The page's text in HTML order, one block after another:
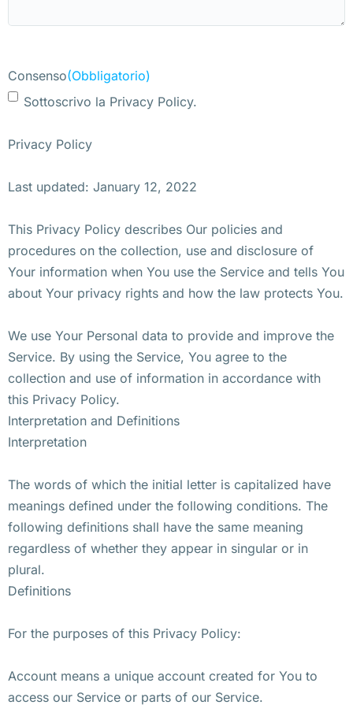
Consenso(Obbligatorio)
Sottoscrivo la Privacy Policy.
Privacy Policy
Last updated: January 12, 2022
This Privacy Policy describes Our policies and
procedures on the collection, use and disclosure of
Your information when You use the Service and tells You
about Your privacy rights and how the law protects You.
We use Your Personal data to provide and improve the
Service. By using the Service, You agree to the
collection and use of information in accordance with
this Privacy Policy.
Interpretation and Definitions
Interpretation
The words of which the initial letter is capitalized have
meanings defined under the following conditions. The
following definitions shall have the same meaning
regardless of whether they appear in singular or in
plural.
Definitions
For the purposes of this Privacy Policy:
Account means a unique account created for You to
access our Service or parts of our Service.